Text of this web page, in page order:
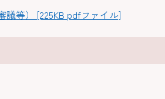
議等） [225KB pdfファイル]